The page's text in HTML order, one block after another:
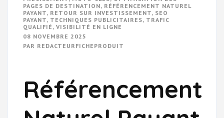
PAGES DE DESTINATION, RÉFÉRENCEMENT NATUREL
PAYANT, RETOUR SUR INVESTISSEMENT, SEO
PAYANT, TECHNIQUES PUBLICITAIRES, TRAFIC
QUALIFIÉ , VISIBILITÉ EN LIGNE
08 NOVEMBRE 2025
PAR REDACTEURFICHEPRODUIT
Référencement